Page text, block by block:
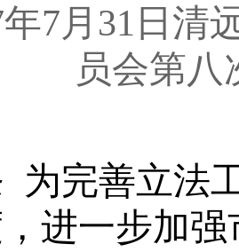
年7月 31 日 清
员会第八
为完善立法
进一步加